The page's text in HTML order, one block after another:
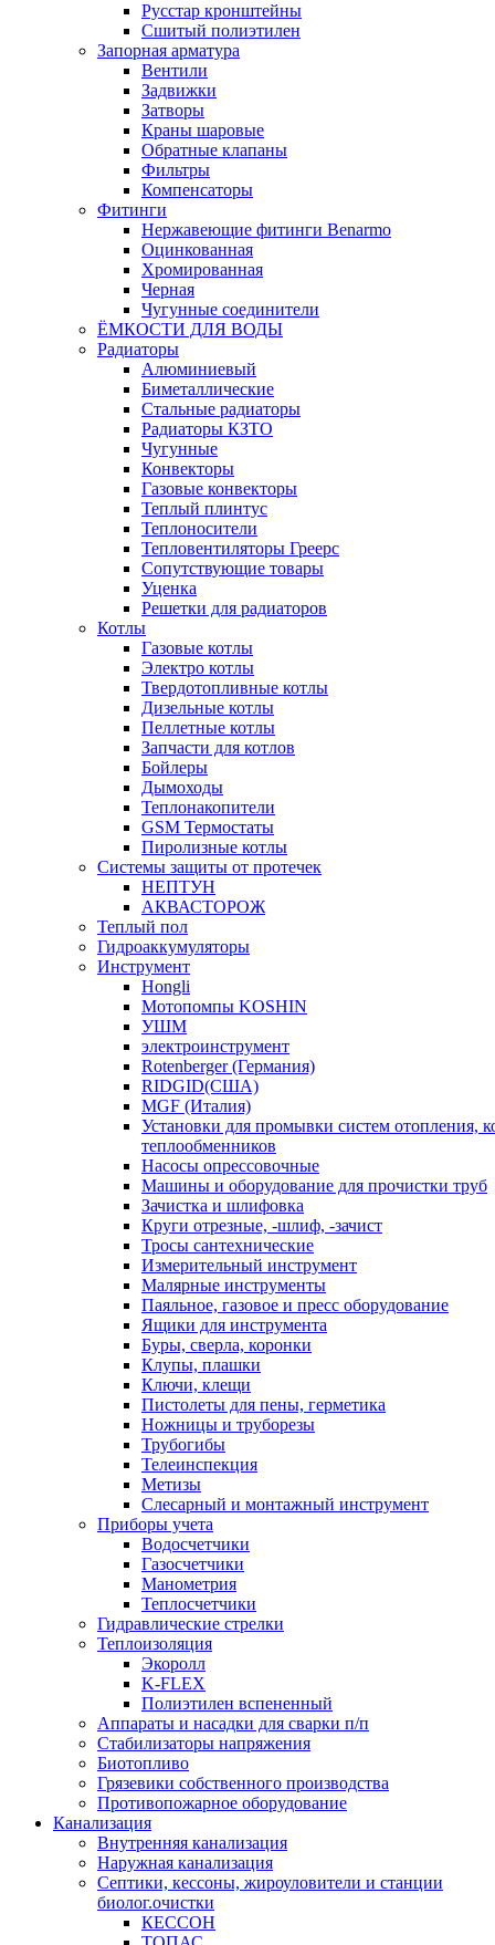
Русстар кронштейны
Сшитый полиэтилен
Запорная арматура
Вентили
Задвижки
Затворы
Краны шаровые
Обратные клапаны
Фильтры
Компенсаторы
Фитинги
Нержавеющие фитинги Benarmo
Оцинкованная
Хромированная
Черная
Чугунные соединители
ЁМКОСТИ ДЛЯ ВОДЫ
Радиаторы
Алюминиевый
Биметаллические
Стальные радиаторы
Радиаторы КЗТО
Чугунные
Конвекторы
Газовые конвекторы
Теплый плинтус
Теплоносители
Тепловентиляторы Греерс
Сопутствующие товары
Уценка
Решетки для радиаторов
Котлы
Газовые котлы
Электро котлы
Твердотопливные котлы
Дизельные котлы
Пеллетные котлы
Запчасти для котлов
Бойлеры
Дымоходы
Теплонакопители
GSM Термостаты
Пиролизные котлы
Системы защиты от протечек
НЕПТУН
АКВАСТОРОЖ
Теплый пол
Гидроаккумуляторы
Инструмент
Hongli
Мотопомпы KOSHIN
УШМ
электроинструмент
Rotenberger (Германия)
RIDGID(США)
MGF (Италия)
Установки для промывки систем отопления,
теплообменников
Насосы опрессовочные
Машины и оборудование для прочистки труб
Зачистка и шлифовка
Круги отрезные, -шлиф, -зачист
Тросы сантехнические
Измерительный инструмент
Малярные инструменты
Паяльное, газовое и пресс оборудование
Ящики для инструмента
Буры, сверла, коронки
Клупы, плашки
Ключи, клещи
Пистолеты для пены, герметика
Ножницы и труборезы
Трубогибы
Телеинспекция
Метизы
Слесарный и монтажный инструмент
Приборы учета
Водосчетчики
Газосчетчики
Манометрия
Теплосчетчики
Гидравлические стрелки
Теплоизоляция
Экоролл
K-FLEX
Полиэтилен вспененный
Аппараты и насадки для сварки п/п
Стабилизаторы напряжения
Биотопливо
Грязевики собственного производства
Противопожарное оборудование
Канализация
Внутренняя канализация
Наружная канализация
Септики, кессоны, жироуловители и станции
биолог.очистки
КЕССОН